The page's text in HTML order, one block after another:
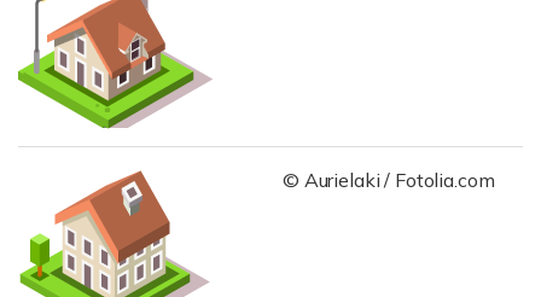
© Aurielaki / Fotolia.com